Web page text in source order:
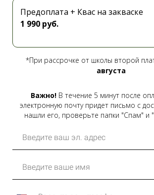
Предоплата + Квас на закваске
1 990 руб.
*При рассрочке от школы второй
августа
Важно!В течение 5 минут после
электронную почту придет письмо с
нашли его, проверьте папки "Спам" и